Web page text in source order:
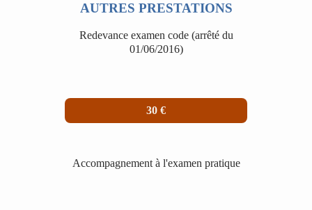
AUTRES PRESTATIONS
Redevance examen code (arrêté du
01/06/2016)
30 €
Accompagnement à l'examen pratique